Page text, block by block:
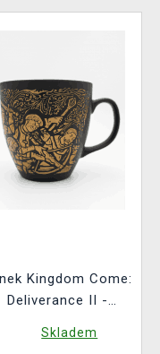
Kingdom Come:
Deliverance II -
Skladem